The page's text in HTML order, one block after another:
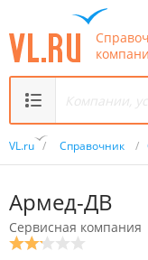
VL.ru / Справочник /
Армед-ДВ
Сервисная компания